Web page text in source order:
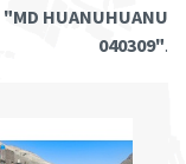
"MD HUANUHUANU
040309".